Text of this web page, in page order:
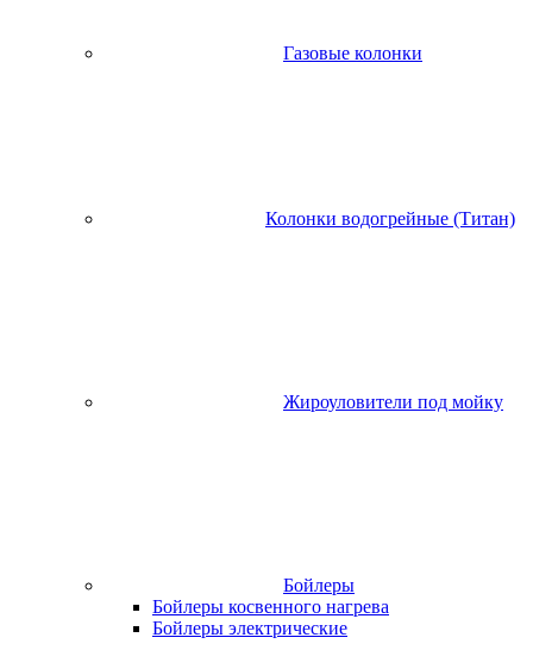
Газовые колонки
Колонки водогрейные (Титан)
Жироуловители под мойку
Бойлеры
Бойлеры косвенного нагрева
Бойлеры электрические